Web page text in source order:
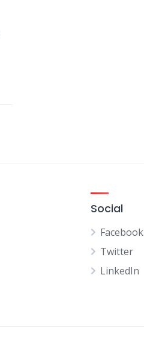
Social
Facebook
Twitter
LinkedIn